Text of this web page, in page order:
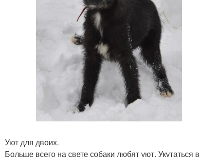
Уют для двоих.
Больше всего на свете собаки любят уют. Укутаться в